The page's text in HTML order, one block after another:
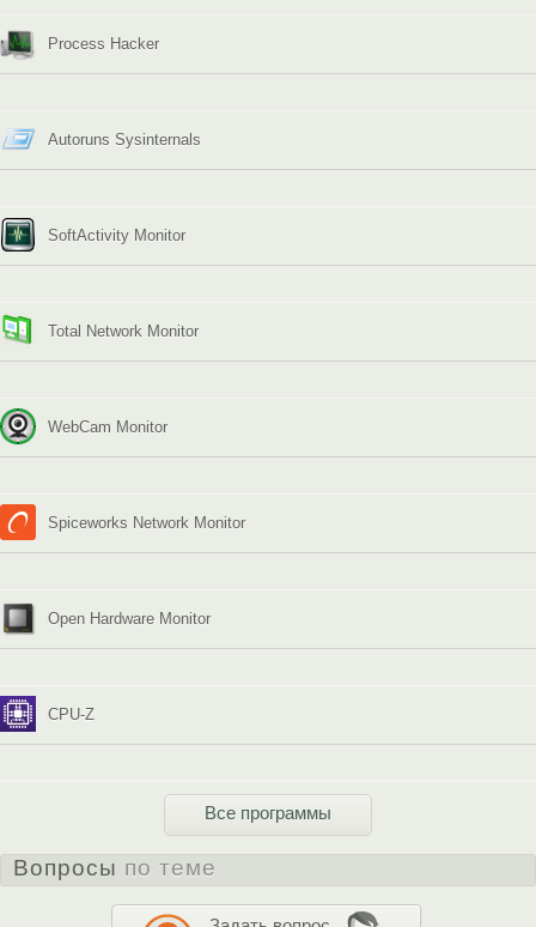
Process Hacker
Autoruns Sysinternals
SoftActivity Monitor
Total Network Monitor
WebCam Monitor
Spiceworks Network Monitor
Open Hardware Monitor
CPU-Z
Все программы
Вопросы по теме